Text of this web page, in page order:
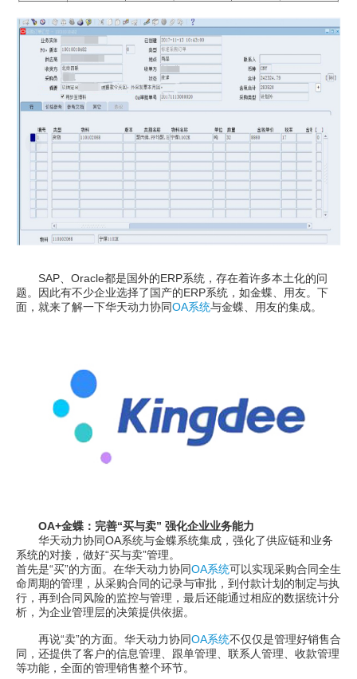
SAP、Oracle都是国外的ERP系统，存在着许多本土化的问
题。因此有不少企业选择了国产的ERP系统，如金蝶、用友。下
面，就来了解一下华天动力协同OA系统与金蝶、用友的集成。
OA+金蝶：完善“买与卖” 强化企业业务能力
华天动力协同OA系统与金蝶系统集成，强化了供应链和业务
系统的对接，做好“买与卖”管理。
首先是“买”的方面。在华天动力协同OA系统可以实现采购合同全生
命周期的管理，从采购合同的记录与审批，到付款计划的制定与执
行，再到合同风险的监控与管理，最后还能通过相应的数据统计分
析，为企业管理层的决策提供依据。
再说“卖”的方面。华天动力协同OA系统不仅仅是管理好销售合
同，还提供了客户的信息管理、跟单管理、联系人管理、收款管理
等功能，全面的管理销售整个环节。